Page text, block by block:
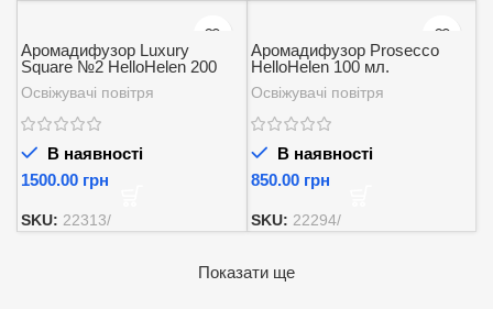
Аромадифузор Luxury
Square №2 HelloHelen 200
мл.
Освіжувачі повітря
В наявності
грн
SKU: 22313/
Аромадифузор Prosecco
HelloHelen 100 мл.
Освіжувачі повітря
В наявності
грн
SKU: 22294/
Показати ще